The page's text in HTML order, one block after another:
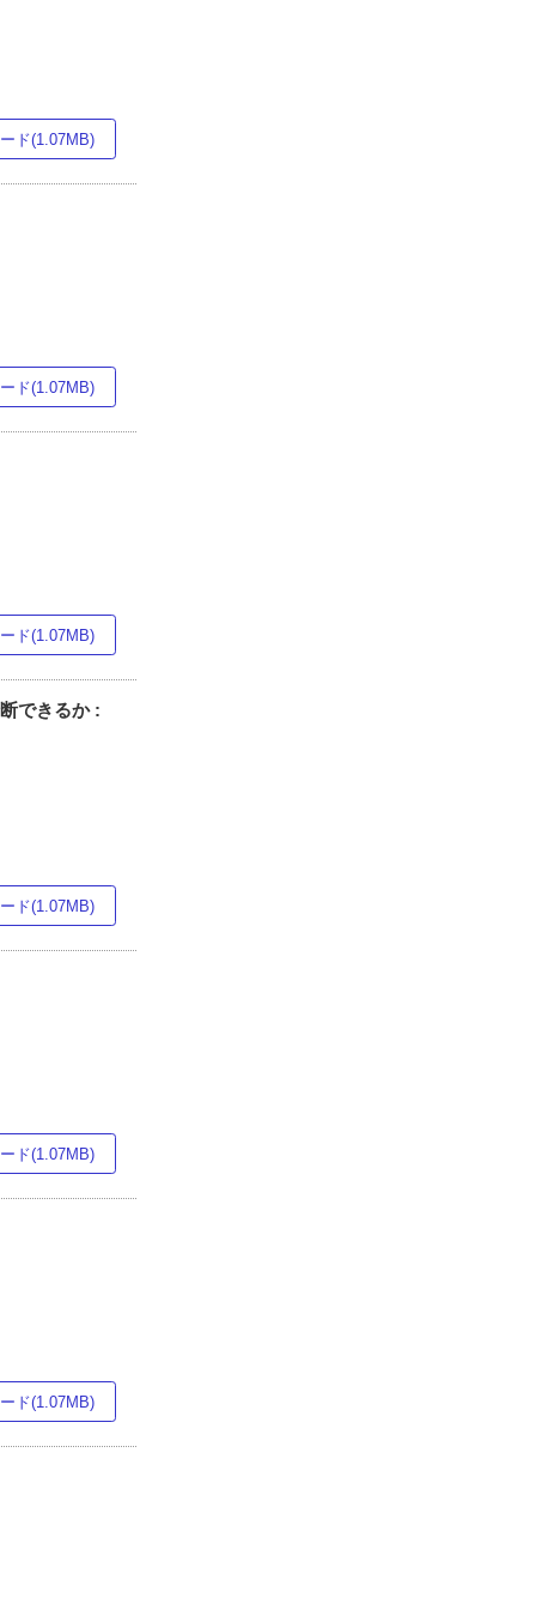
ド(1.07MB)
ド(1.07MB)
ド(1.07MB)
できるか :
ド(1.07MB)
ド(1.07MB)
ド(1.07MB)